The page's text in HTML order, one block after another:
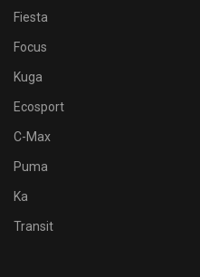
Fiesta
Focus
Kuga
Ecosport
C-Max
Puma
Ka
Transit